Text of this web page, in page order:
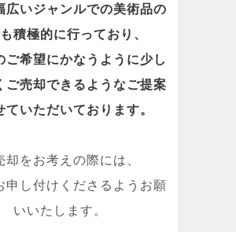
広いジャンルでの美術品の
積極的に行っており、
ご希望にかなうように少し
ご売却できるようなご提案
ていただいております。
却をお考えの際には、
申し付けくださるようお願
いいたします。